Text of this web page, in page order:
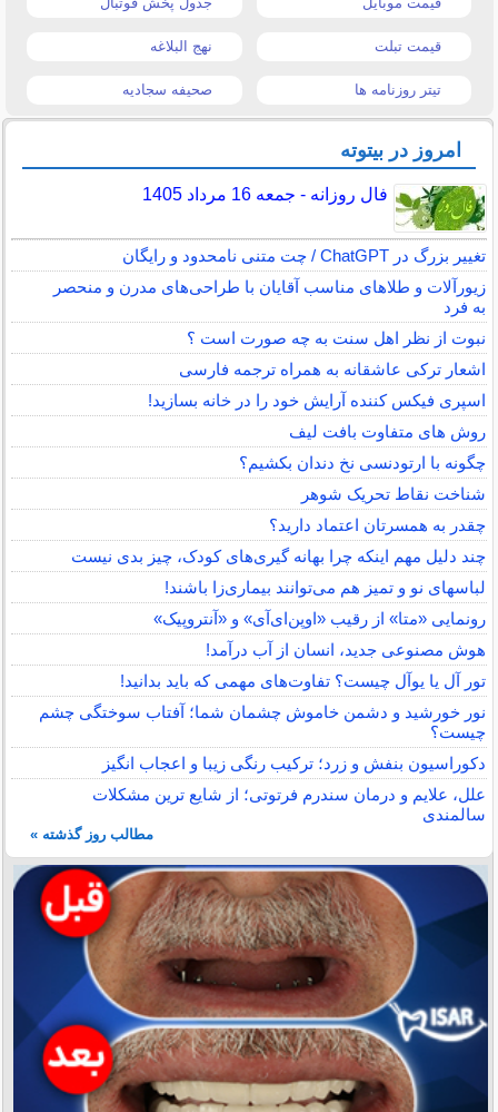
قیمت تبلت نهج البلاغه
تیتر روزنامه ها صحیفه سجادیه
امروز در بیتوته
فال روزانه - جمعه 16 مرداد 1405
تغییر بزرگ در ChatGPT / چت متنی نامحدود و رایگان
زیورآلات و طلاهای مناسب آقایان با طراحی‌های مدرن و منحصر
به فرد
نبوت از نظر اهل سنت به چه صورت است ؟
اشعار ترکی عاشقانه به همراه ترجمه فارسی
اسپری فیکس کننده آرایش خود را در خانه بسازید!
روش های متفاوت بافت لیف
چگونه با ارتودنسی نخ دندان بکشیم؟
شناخت نقاط تحریک شوهر
چقدر به همسرتان اعتماد دارید؟
چند دلیل مهم اینکه چرا بهانه گیری‌های کودک، چیز بدی نیست
لباس‎های نو و تمیز هم می‌توانند بیماری‌زا باشند!
رونمایی «متا» از رقیب «اوپن‌ای‌آی» و «آنتروپیک»
هوش مصنوعی جدید، انسان از آب درآمد!
تور آل یا یوآل چیست؟ تفاوت‌های مهمی که باید بدانید!
نور خورشید و دشمن خاموش چشمان شما؛ آفتاب سوختگی چشم
چیست؟
دکوراسیون بنفش و زرد؛ ترکیب رنگی زیبا و اعجاب انگیز
علل، علایم و درمان سندرم فرتوتی؛ از شایع ترین مشکلات
سالمندی
مطالب روز گذشته »